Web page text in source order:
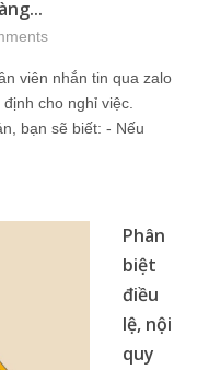
viên nhắn tin qua zalo
cho nghỉ việc.
bạn sẽ biết: - Nếu
Phân
biệt
điều
lệ, nội
quy